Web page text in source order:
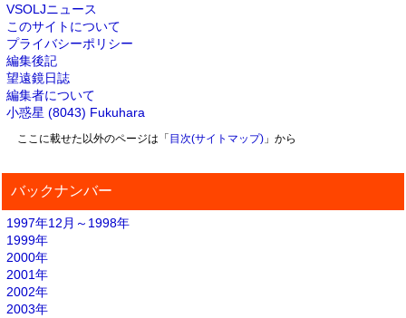
VSOLJニュース
このサイトについて
プライバシーポリシー
編集後記
望遠鏡日誌
編集者について
小惑星 (8043) Fukuhara
ここに載せた以外のページは「 目次(サイトマップ)」から
バックナンバー
1997年12月～1998年
1999年
2000年
2001年
2002年
2003年